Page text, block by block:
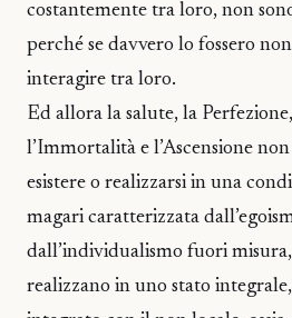
costantemente tra loro, non
perché se davvero lo fossero
interagire tra loro.
Ed allora la salute, la
l’Immortalità e l’Ascensione non
esistere o realizzarsi in una
magari caratterizzata
dall’individualismo fuori
realizzano in uno stato